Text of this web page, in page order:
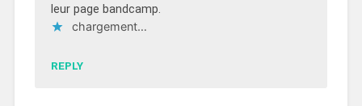
leur page bandcamp.
chargement…
REPLY